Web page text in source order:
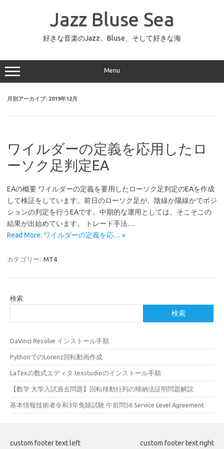
ッ
プ
Jazz Bluse Sea
好きな音楽のJazz、Bluse、そして好きな海
Menu
月別アーカイブ: 2019年12月
ワイルダーの定義を応用したロ
ーソク足判定EA
EAの概要 ワイルダーの定義を要用したローソク足判定のEAを作成
して検証をしています。前日のローソク足が、陰線か陽線かでポジ
ションの判定を行うEAです。中期的な運用としては、そこそこの
結果が出始めています。 トレード手法…
Read More: ワイルダーの定義を応… »
カテゴリー: MT4
検索
検索
DaVinci Resolve インストール手順
PythonでのLorenz回転動画作成
LaTexの数式エディタ texstudioのインストール手順
【数学 大学入試過去問題】回転移動行列の帰納法証明問題解説
基本情報技術者令和3年免除試験 午前問56 Service Level Agreement
custom footer text left custom footer text right